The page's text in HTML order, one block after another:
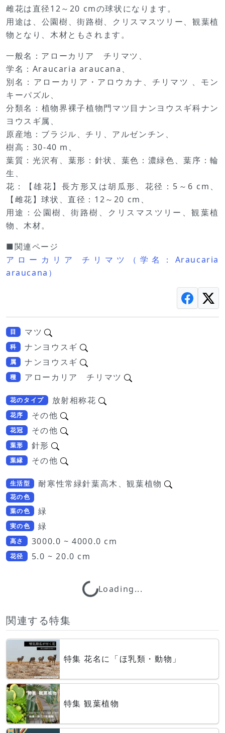
雌花は直径12～20 cmの球状になります。
用途は、公園樹、街路樹、クリスマスツリー、観葉植
物となり、木材ともされます。
一般名：アローカリア チリマツ、
学名：Araucaria araucana、
別名：アローカリア・アロウカナ、チリマツ 、モン
キーパズル、
分類名：植物界裸子植物門マツ目ナンヨウスギ科ナン
ヨウスギ属、
原産地：ブラジル、チリ、アルゼンチン、
樹高：30-40 m、
葉質：光沢有、葉形：針状、葉色：濃緑色、葉序：輪
生、
花：【雄花】長方形又は胡瓜形、花径：5～6 cm、
【雌花】球状、直径：12～20 cm、
用途：公園樹、街路樹、クリスマスツリー、観葉植
物、木材。
■関連ページ
アローカリア チリマツ（学名：Araucaria
araucana）
目 マツ
科 ナンヨウスギ
属 ナンヨウスギ
種 アローカリア チリマツ
花のタイプ 放射相称花
花序 その他
花冠 その他
葉形 針形
葉縁 その他
生活型 耐寒性常緑針葉高木、観葉植物
花の色
葉の色
緑
実の色 緑
高さ 3000.0 ~ 4000.0 cm
花径 5.0 ~ 20.0 cm
Loading...Loading...
関連する特集
特集 花名に「ほ乳類・動物」
特集 観葉植物